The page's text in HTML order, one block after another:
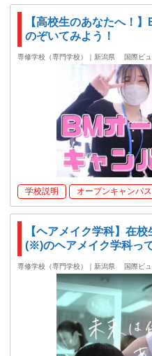
【高校生のあなたへ！
のぞいてみよう！
専修学校（専門学校）｜新潟県 国際ビ
学校説明 オープンキャンパス
【ヘアメイク学科】在
(※)のヘアメイク学科っ
専修学校（専門学校）｜新潟県 国際ビ